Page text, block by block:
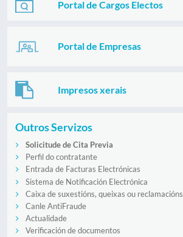
Portal de Cargos Electos
Portal de Empresas
Impresos xerais
Outros Servizos
Solicitude de Cita Previa
Perfil do contratante
Entrada de Facturas Electrónicas
Sistema de Notificación Electrónica
Caixa de suxestións, queixas ou reclamacións
Canle AntiFraude
Actualidade
Verificación de documentos